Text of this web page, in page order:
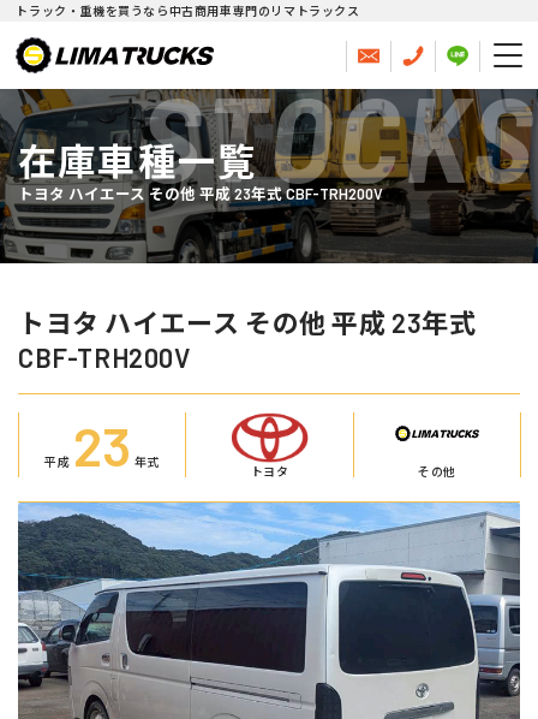
トラック・重機を買うなら中古商用車専門のリマトラックス
在庫車種一覧
トヨタ ハイエース その他 平成 23年式 CBF-TRH200V
STOCKS
トヨタ ハイエース その他 平成 23年式
CBF-TRH200V
平成 23 年式
トヨタ その他